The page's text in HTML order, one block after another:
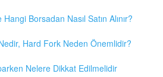
Borsadan Nasıl Satın Alınır?
Hard Fork Neden Önemlidir?
Nelere Dikkat Edilmelidir